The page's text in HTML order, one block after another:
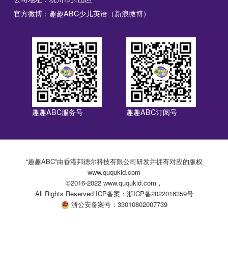
官方微博：趣趣ABC少儿英语（新浪微博）
趣趣ABC服务号 趣趣ABC订阅号
“趣趣ABC”由香港邦德尔科技有限公司研发并拥有对应的版权
www.ququkid.com
©2016-2022 www.ququkid.com，
All Rights Reserved ICP备案：浙ICP备2022016359号
浙公安备案号：33010802007739